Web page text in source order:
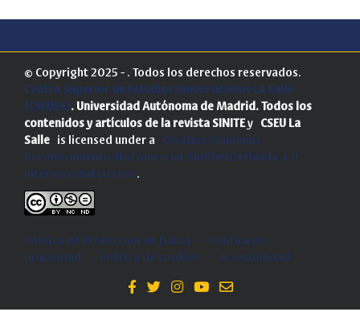
© Copyright 2025 - . Todos los derechos reservados.
Centro Superior de Estudios Universitarios La Salle
(CSEULS). Universidad Autónoma de Madrid. Todos los
contenidos y artículos de la revista SINITEy CSEU La
Salle is licensed under a Creative Commons
Reconocimiento-NoComercial-SinObraDerivada 4.0
Internacional License.
Política de Protección de Datos -
Politica de
privacidad
- Política de cookies - Accesibilidad